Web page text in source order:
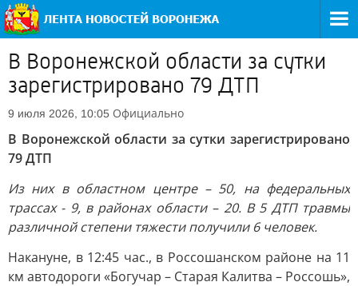
В Воронежской области за сутки
зарегистрировано 79 ДТП
9 июля 2026, 10:05 Официально
В Воронежской области за сутки зарегистрировано
79 ДТП
Из них в областном центре – 50, на федеральных
трассах - 9, в районах области – 20. В 5 ДТП травмы
различной степени тяжести получили 6 человек.
Накануне, в 12:45 час., в Россошанском районе на 11
км автодороги «Богучар – Старая Калитва – Россошь»,